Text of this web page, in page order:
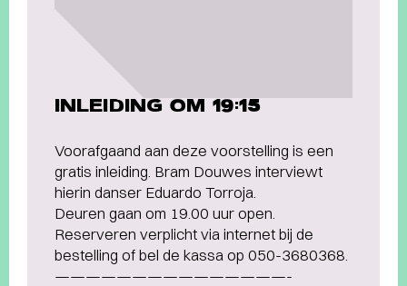
INLEIDING OM 19:15
Voorafgaand aan deze voorstelling is een
gratis inleiding. Bram Douwes interviewt
hierin danser Eduardo Torroja.
Deuren gaan om 19.00 uur open.
Reserveren verplicht via internet bij de
bestelling of bel de kassa op 050-3680368.
———————————————-